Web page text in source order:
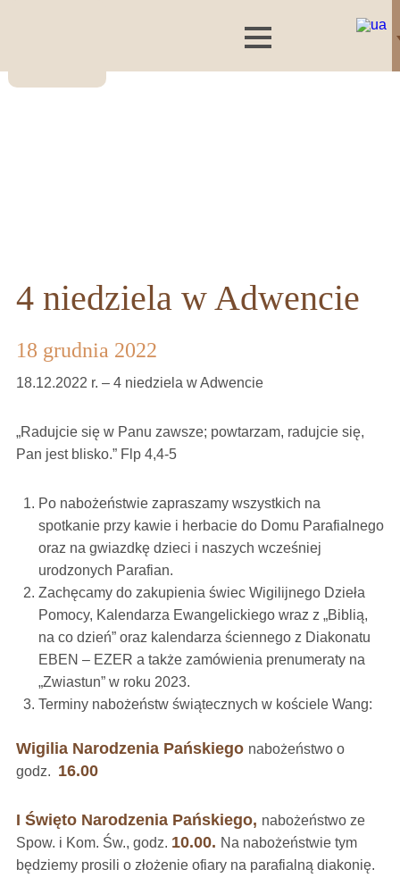
4 niedziela w Adwencie
18 grudnia 2022
18.12.2022 r. – 4 niedziela w Adwencie
„Radujcie się w Panu zawsze; powtarzam, radujcie się,
Pan jest blisko.” Flp 4,4-5
Po nabożeństwie zapraszamy wszystkich na
spotkanie przy kawie i herbacie do Domu Parafialnego
oraz na gwiazdkę dzieci i naszych wcześniej
urodzonych Parafian.
Zachęcamy do zakupienia świec Wigilijnego Dzieła
Pomocy, Kalendarza Ewangelickiego wraz z „Biblią,
na co dzień” oraz kalendarza ściennego z Diakonatu
EBEN – EZER a także zamówienia prenumeraty na
„Zwiastun” w roku 2023.
Terminy nabożeństw świątecznych w kościele Wang:
Wigilia Narodzenia Pańskiego nabożeństwo o
godz. 16.00
I Święto Narodzenia Pańskiego, nabożeństwo ze
Spow. i Kom. Św., godz. 10.00. Na nabożeństwie tym
będziemy prosili o złożenie ofiary na parafialną diakonię.